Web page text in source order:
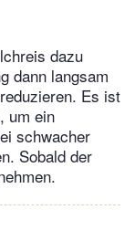
dazu
dann langsam
Es ist
um ein
schwacher
Sobald der